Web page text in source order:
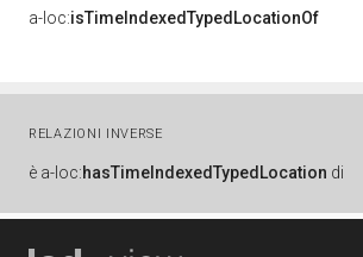
a-loc:isTimeIndexedTypedLocationOf
RELAZIONI INVERSE
è a-loc:hasTimeIndexedTypedLocation di